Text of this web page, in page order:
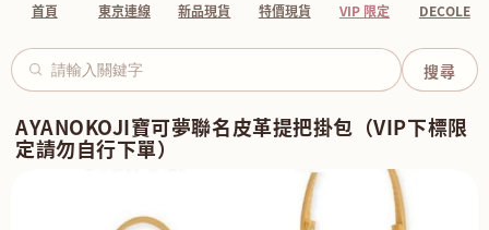
首頁 東京連線 新品現貨 特價現貨 VIP 限定 DECOLE
AYANOKOJI寶可夢聯名皮革提把掛包（VIP下標限
定請勿自行下單）